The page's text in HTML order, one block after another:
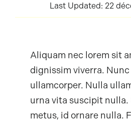
Last Updated: 22
Aliquam nec lorem sit
dignissim viverra.
ullamcorper. Nulla
urna vita suscipit
metus, id ornare nulla.